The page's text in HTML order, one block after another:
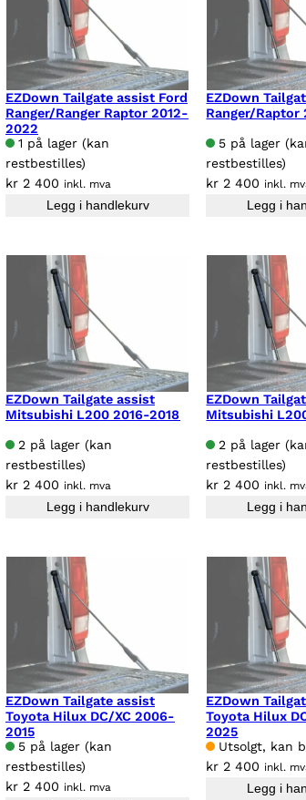
EZDown Tailgate assist Ford
Ranger/Ranger Raptor 2012-
2022
1 på lager (kan
restbestilles)
kr 2 400 inkl. mva
Legg i handlekurv
EZDown
Ranger/Raptor
5 på lager
restbestilles)
kr 2 400 inkl.
Legg i
EZDown Tailgate assist
Mitsubishi L200 2016-2018
2 på lager (kan
restbestilles)
kr 2 400 inkl. mva
Legg i handlekurv
EZDown
Mitsubishi
2 på lager
restbestilles)
kr 2 400 inkl.
Legg i
EZDown Tailgate assist
Toyota Hilux DC/XC 2006-
2015
5 på lager (kan
restbestilles)
kr 2 400 inkl. mva
EZDown
Toyota Hilux
2025
Utsolgt, kan
kr 2 400 inkl.
Legg i